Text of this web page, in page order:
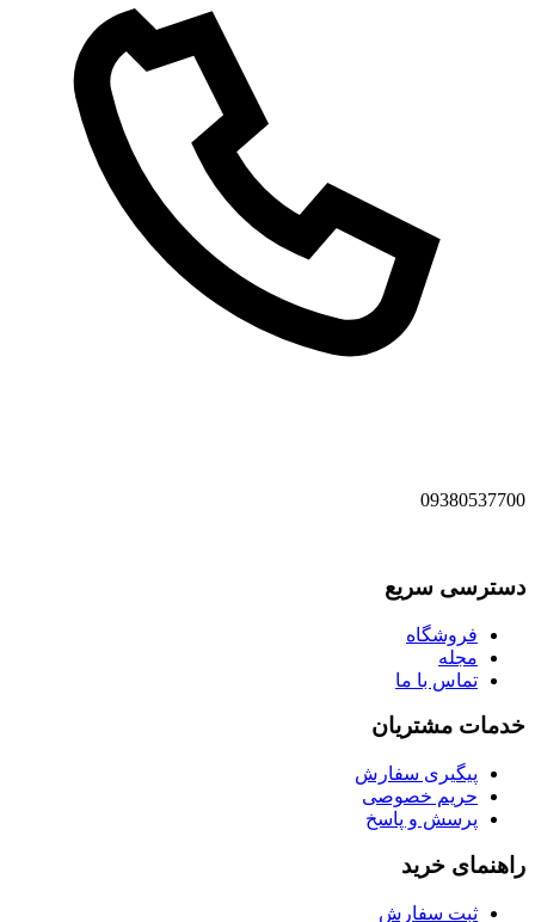
09380537700
دسترسی سریع
فروشگاه
مجله
تماس با ما
خدمات مشتریان
پیگیری سفارش
حریم خصوصی
پرسش و پاسخ
راهنمای خرید
ثبت سفارش